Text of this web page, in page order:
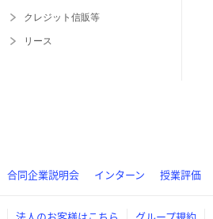
クレジット信販等
リース
合同企業説明会 インターン 授業評価